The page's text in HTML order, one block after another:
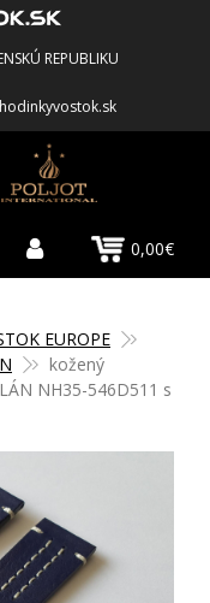
REPUBLIKU
0,00€
EUROPE
kožený
NH35-546D511 s